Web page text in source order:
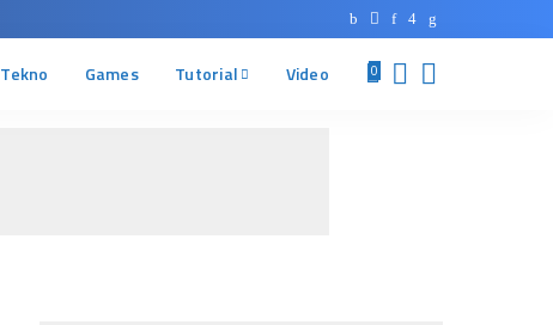
Tekno Games Tutorial Video 0